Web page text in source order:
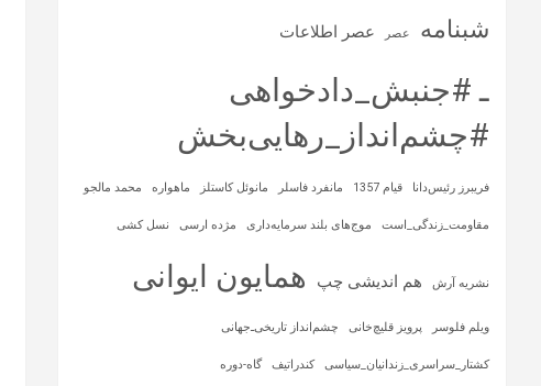
شبنامه عصر عصر اطلاعات
ـ #جنبش_دادخواهی
#چشم‌انداز_رهایی‌بخش
فریبرز رئیس‌دانا قیام 1357 مانفرد فاسلر مانوئل کاستلز ماهواره‌ محمد مالجو
مقاومت_زندگی_است موج‌های بلند سرمایه‌داری مژده ارسی نسل کشی
نشریه آرش هم اندیشی چپ همایون ایوانی
ویلم فلوسر پرویز قلیچ‌خانی چشم‌انداز تاریخی‌ـ‌جهانی
کشتار_سراسری_زندانیان_سیاسی کندراتیف گاه-دوره